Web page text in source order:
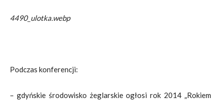
4490_ulotka.webp
Podczas konferencji:
– gdyńskie środowisko żeglarskie ogłosi rok 2014 „Rokiem